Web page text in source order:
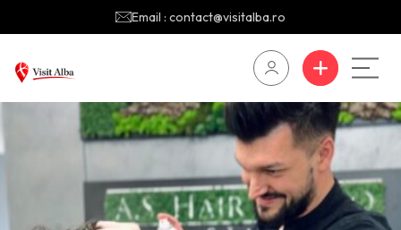
Email : contact@visitalba.ro